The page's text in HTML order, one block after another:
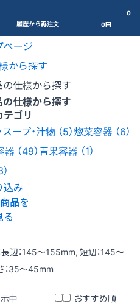
履歴から再注文
0
0円
ページ
から探す
仕様から探す
仕様から探す
テゴリ
スープ・汁物 （5）惣菜容器 （6）
器 （49）青果容器 （1）
込み
商品を
る
：145〜155mm, 短辺：145〜
：35〜45mm
中